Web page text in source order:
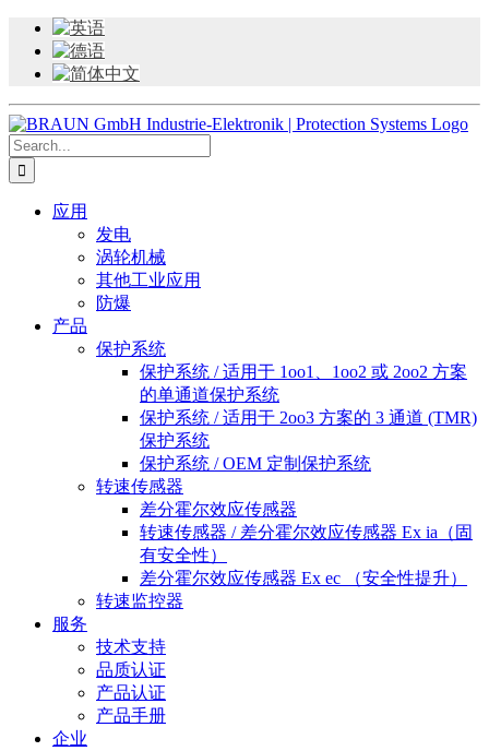
Skip
content
Search
for:
应用
发电
涡轮机械
其他工业应用
防爆
产品
保护系统
保护系统 / 适用于 1oo1、1oo2 或 2oo2 方案
的单通道保护系统
保护系统 / 适用于 2oo3 方案的 3 通道 (TMR)
保护系统
保护系统 / OEM 定制保护系统
转速传感器
差分霍尔效应传感器
转速传感器 / 差分霍尔效应传感器 Ex ia（固
有安全性）
差分霍尔效应传感器 Ex ec （安全性提升）
转速监控器
服务
技术支持
品质认证
产品认证
产品手册
企业